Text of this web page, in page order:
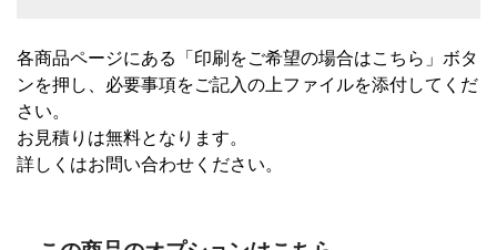
各商品ページにある「印刷をご希望の場合はこちら」ボタ
ンを押し、必要事項をご記入の上ファイルを添付してくだ
さい。
お見積りは無料となります。
詳しくはお問い合わせください。